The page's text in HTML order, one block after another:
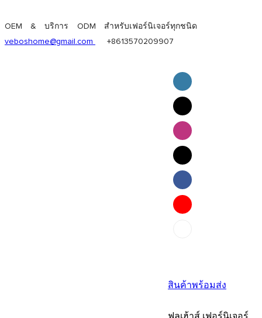
OEM & บริการ ODM สำหรับเฟอร์นิเจอร์ทุกชนิด
veboshome@gmail.com
+8613570209907
English
Pilipino
ภาษาไทย
สินค้าพร้อมส่ง
ฟูลเฮ้าส์ เฟอร์นิเจอร์